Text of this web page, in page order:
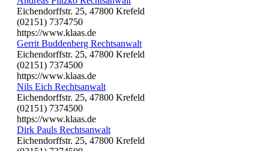
Eichendorffstr. 25, 47800 Krefeld
(02151) 7374750
https://www.klaas.de
Gerrit Buddenberg Rechtsanwalt
Eichendorffstr. 25, 47800 Krefeld
(02151) 7374500
https://www.klaas.de
Nils Eich Rechtsanwalt
Eichendorffstr. 25, 47800 Krefeld
(02151) 7374500
https://www.klaas.de
Dirk Pauls Rechtsanwalt
Eichendorffstr. 25, 47800 Krefeld